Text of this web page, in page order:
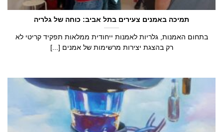
תמיכה באמנים צעירים בתל אביב: כוחה של גלריה
בתחום האמנות, גלריות לאמנות ייחודית ממלאות תפקיד קריטי לא
רק בהצגת יצירות מרשימות של אמנים [...]